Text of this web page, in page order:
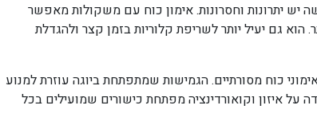
יש יתרונות וחסרונות. אימון כוח עם משקולות מאפשר
הוא גם יעיל יותר לשריפת קלוריות בזמן קצר ולהגדלת
כוח מסורתיים. הגמישות שמתפתחת ביוגה עוזרת למנוע
על איזון וקואורדינציה מפתחת כישורים שמועילים בכל